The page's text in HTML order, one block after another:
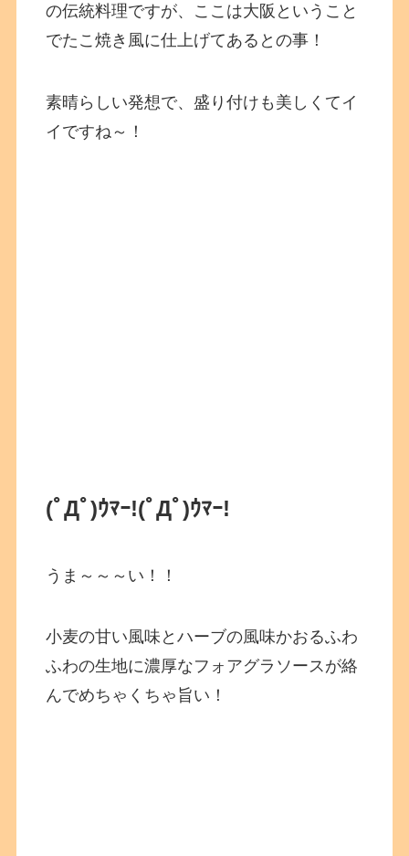
の伝統料理ですが、ここは大阪ということ
でたこ焼き風に仕上げてあるとの事！
素晴らしい発想で、盛り付けも美しくてイ
イですね～！
(ﾟДﾟ)ｳﾏｰ!(ﾟДﾟ)ｳﾏｰ!
うま～～～い！！
小麦の甘い風味とハーブの風味かおるふわ
ふわの生地に濃厚なフォアグラソースが絡
んでめちゃくちゃ旨い！